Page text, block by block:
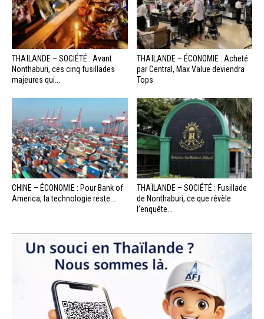
THAÏLANDE – SOCIÉTÉ : Avant
Nonthaburi, ces cinq fusillades
majeures qui...
THAÏLANDE – ÉCONOMIE : Acheté
par Central, Max Value deviendra
Tops
CHINE – ÉCONOMIE : Pour Bank of
America, la technologie reste...
THAÏLANDE – SOCIÉTÉ : Fusillade
de Nonthaburi, ce que révèle
l’enquête...